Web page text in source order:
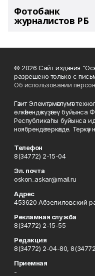
Фотобанк
журналистов РБ
© 2026 Сайт издания
разрешено только с
Об использовании
Гәзит Элемтә, мәғлүмәт
өлкәһендә күҙәтеү
Республикаһы буйынса
ноябрендә теркәлде.
Телефон
8(34772) 2-15-04
Эл. почта
oskon_askar@mail.ru
Адрес
453620 Абзелиловский
Рекламная служба
8(34772) 2-15-55
Редакция
8(34772) 2-04-80,
Приемная
-